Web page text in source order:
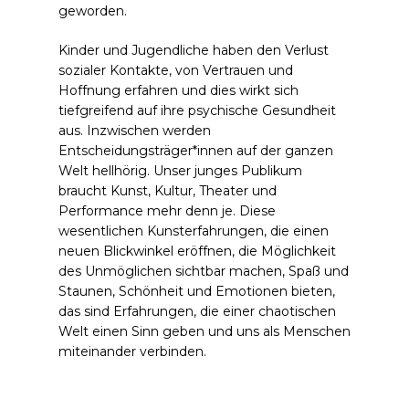
geworden.
Kinder und Jugendliche haben den Verlust
sozialer Kontakte, von Vertrauen und
Hoffnung erfahren und dies wirkt sich
tiefgreifend auf ihre psychische Gesundheit
aus. Inzwischen werden
Entscheidungsträger*innen auf der ganzen
Welt hellhörig. Unser junges Publikum
braucht Kunst, Kultur, Theater und
Performance mehr denn je. Diese
wesentlichen Kunsterfahrungen, die einen
neuen Blickwinkel eröffnen, die Möglichkeit
des Unmöglichen sichtbar machen, Spaß und
Staunen, Schönheit und Emotionen bieten,
das sind Erfahrungen, die einer chaotischen
Welt einen Sinn geben und uns als Menschen
miteinander verbinden.